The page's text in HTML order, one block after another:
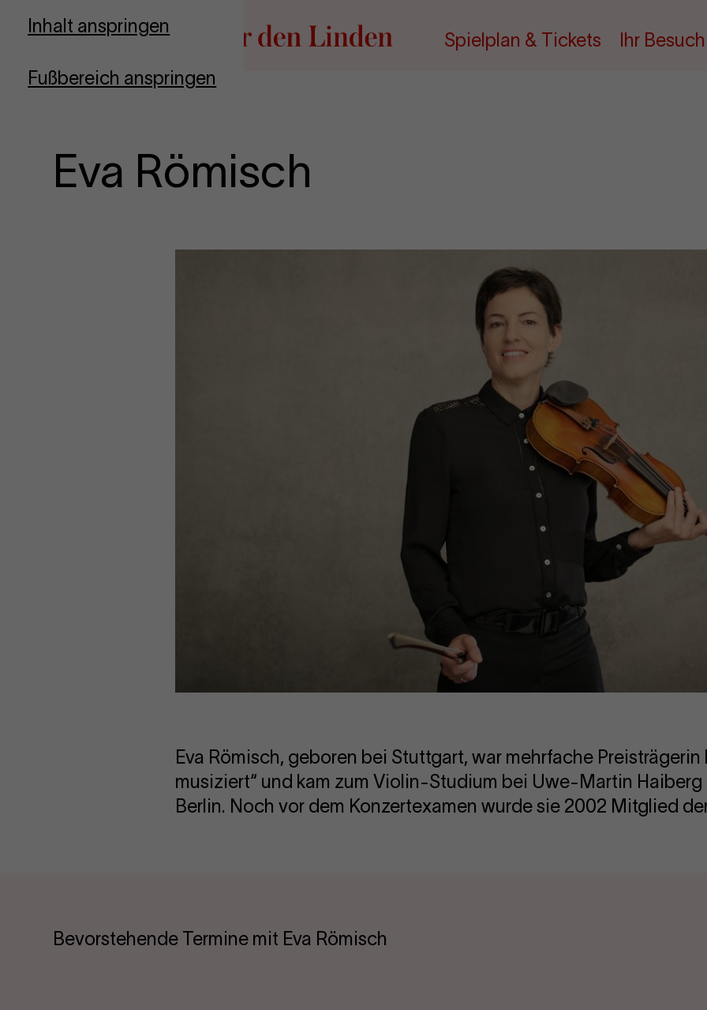
Inhalt anspringen
Fußbereich anspringen
Zur Startseite
Spielplan & Tickets Ihr Besuch
Eva Römisch
Eva Römisch, geboren bei Stuttgart, war mehrfache
musiziert“ und kam zum Violin-Studium bei Uwe-Martin
Berlin. Noch vor dem Konzertexamen wurde sie 2002 Mitglied
Bevorstehende Termine mit Eva Römisch